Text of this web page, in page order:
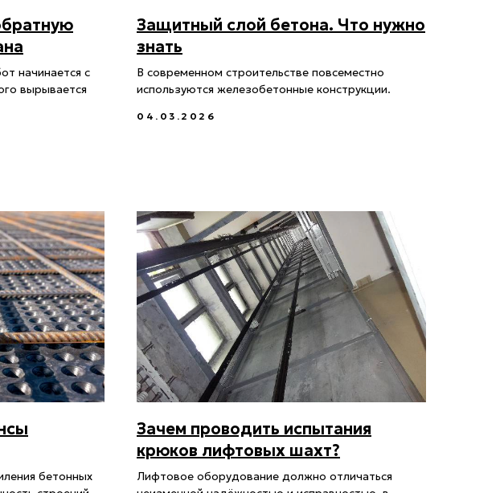
начинается с
вырывается
Защитный слой бетона. Что нужно
знать
В современном строительстве повсеместно
используются железобетонные конструкции.
04.03.2026
бетонных
Зачем проводить испытания
крюков лифтовых шахт?
Лифтовое оборудование должно отличаться